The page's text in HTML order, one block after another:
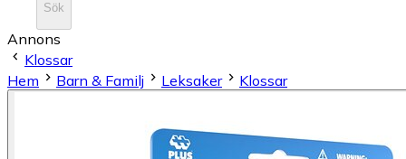
Sök
Annons
Klossar
Hem
Barn & Familj Leksaker Klossar